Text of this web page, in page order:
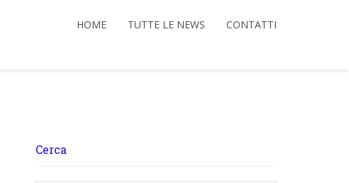
HOME TUTTE LE NEWS CONTATTI
Cerca